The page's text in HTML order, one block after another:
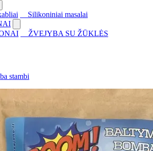
Silikoniniai masalai
ŽVEJYBA SU ŽŪKLĖS
stambi